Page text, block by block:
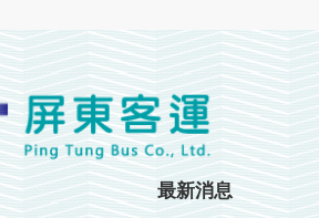
最新消息